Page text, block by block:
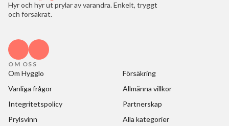
Hyr och hyr ut prylar av varandra. Enkelt, tryggt
och försäkrat.
OM OSS
Om Hygglo
Försäkring
Vanliga frågor
Allmänna villkor
Integritetspolicy
Partnerskap
Prylsvinn
Alla kategorier